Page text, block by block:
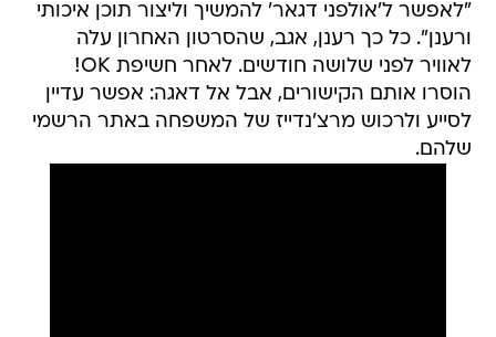
"לאפשר ל'אולפני דגאר' להמשיך וליצור תוכן איכותי
ורענן". כל כך רענן, אגב, שהסרטון האחרון עלה
לאוויר לפני שלושה חודשים. לאחר חשיפת OK!
הוסרו אותם הקישורים, אבל אל דאגה: אפשר עדיין
לסייע ולרכוש מרצ'נדייז של המשפחה באתר הרשמי
שלהם.